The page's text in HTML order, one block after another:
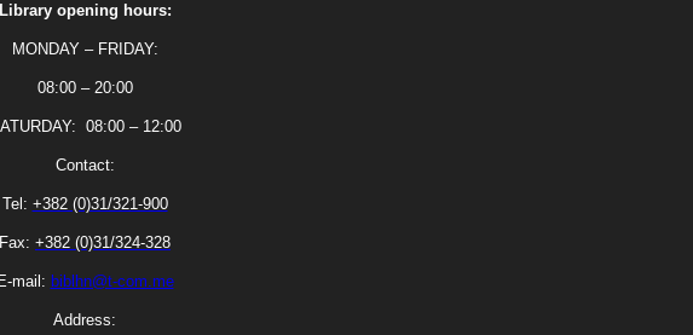
Library opening hours:
MONDAY – FRIDAY:
08:00 – 20:00
08:00 – 12:00
Contact:
Tel: +382 (0)31/321-900
Fax: +382 (0)31/324-328
E-mail: biblhn@t-com.me
Address: